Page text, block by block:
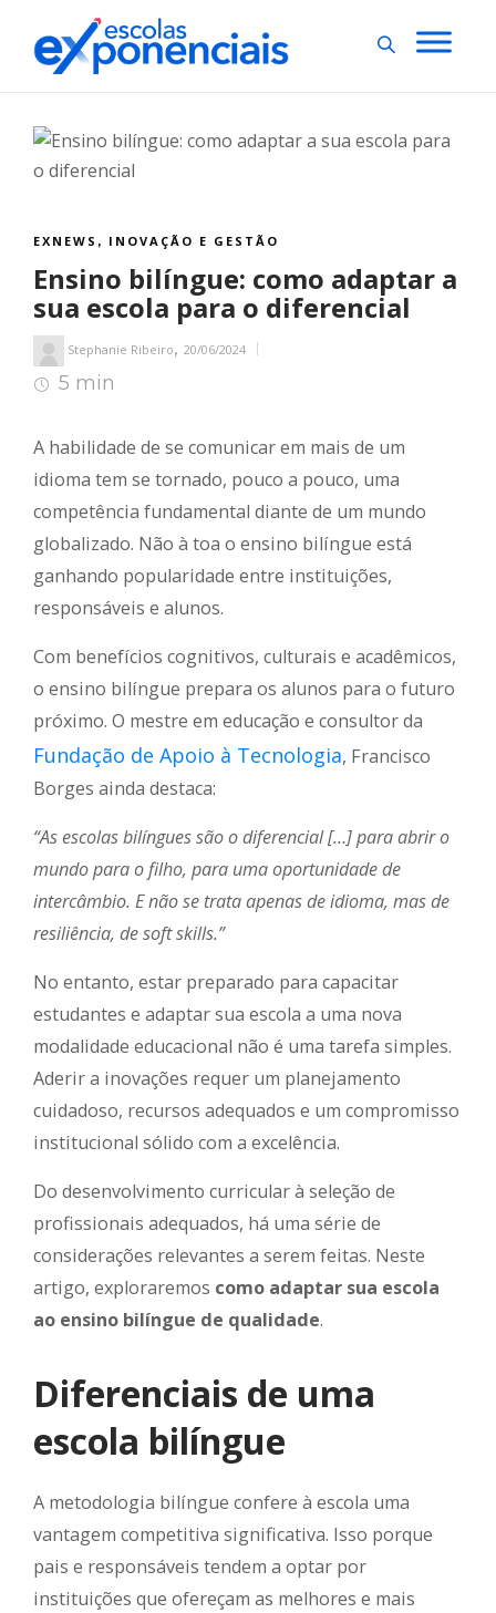
EXNEWS , INOVAÇÃO E GESTÃO
Ensino bilíngue: como adaptar a
sua escola para o diferencial
Stephanie Ribeiro, 20/06/2024
5 min
A habilidade de se comunicar em mais de um
idioma tem se tornado, pouco a pouco, uma
competência fundamental diante de um mundo
globalizado. Não à toa o ensino bilíngue está
ganhando popularidade entre instituições,
responsáveis e alunos.
Com benefícios cognitivos, culturais e acadêmicos,
o ensino bilíngue prepara os alunos para o futuro
próximo. O mestre em educação e consultor da
Fundação de Apoio à Tecnologia, Francisco
Borges ainda destaca:
“As escolas bilíngues são o diferencial […] para abrir o
mundo para o filho, para uma oportunidade de
intercâmbio. E não se trata apenas de idioma, mas de
resiliência, de soft skills.”
No entanto, estar preparado para capacitar
estudantes e adaptar sua escola a uma nova
modalidade educacional não é uma tarefa simples.
Aderir a inovações requer um planejamento
cuidadoso, recursos adequados e um compromisso
institucional sólido com a excelência.
Do desenvolvimento curricular à seleção de
profissionais adequados, há uma série de
considerações relevantes a serem feitas. Neste
artigo, exploraremos como adaptar sua escola
ao ensino bilíngue de qualidade.
Diferenciais de uma
escola bilíngue
A metodologia bilíngue confere à escola uma
vantagem competitiva significativa. Isso porque
pais e responsáveis tendem a optar por
instituições que ofereçam as melhores e mais